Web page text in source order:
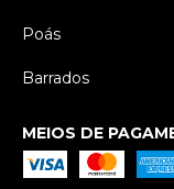
Poás
Barrados
MEIOS DE